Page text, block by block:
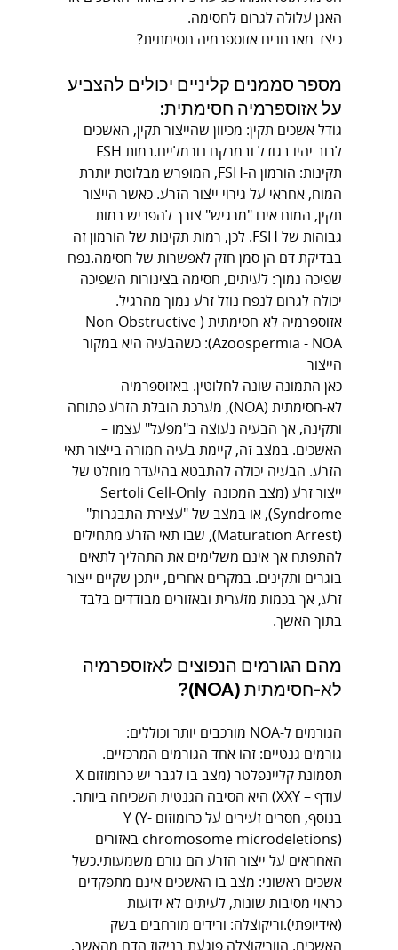
האגן עלולה לגרום לחסימה.
כיצד מאבחנים אזוספרמיה חסימתית?
מספר סממנים קליניים יכולים להצביע
על אזוספרמיה חסימתית:
גודל אשכים תקין: מכיוון שהייצור תקין, האשכים
תקינות: הורמון ה-FSH, המופרש מבלוטת יותרת
המוח, אחראי על גירוי ייצור הזרע. כאשר הייצור
תקין, המוח אינו "מרגיש" צורך להפריש רמות
גבוהות של FSH. לכן, רמות תקינות של הורמון זה
בבדיקת דם הן סמן חזק לאפשרות של חסימה.נפח
שפיכה נמוך: לעיתים, חסימה בצינורות השפיכה
יכולה לגרום לנפח נוזל זרע נמוך מהרגיל.
אזוספרמיה לא-חסימתית (Non-Obstructive
Azoospermia - NOA): כשהבעיה היא במקור
הייצור
כאן התמונה שונה לחלוטין. באזוספרמיה
לא-חסימתית (NOA), מערכת הובלת הזרע פתוחה
ותקינה, אך הבעיה נעוצה ב"מפעל" עצמו –
האשכים. במצב זה, קיימת בעיה חמורה בייצור תאי
הזרע. הבעיה יכולה להתבטא בהיעדר מוחלט של
ייצור זרע (מצב המכונה Sertoli Cell-Only
Syndrome), או במצב של "עצירת התבגרות"
(Maturation Arrest), שבו תאי הזרע מתחילים
להתפתח אך אינם משלימים את התהליך לתאים
בוגרים ותקינים. במקרים אחרים, ייתכן שקיים ייצור
זרע, אך בכמות מזערית ובאזורים מבודדים בלבד
בתוך האשך.
מהם הגורמים הנפוצים לאזוספרמיה
לא-חסימתית (NOA)?
הגורמים ל-NOA מורכבים יותר וכוללים:
גורמים גנטיים: זהו אחד הגורמים המרכזיים.
תסמונת קליינפלטר (מצב בו לגבר יש כרומוזום X
עודף – XXY) היא הסיבה הגנטית השכיחה ביותר.
בנוסף, חסרים זעירים על כרומוזום Y (Y-
chromosome microdeletions) באזורים
האחראים על ייצור הזרע הם גורם משמעותי.כשל
אשכים ראשוני: מצב בו האשכים אינם מתפקדים
כראוי מסיבות שונות, לעיתים לא ידועות
(אידיופתי).וריקוצלה: ורידים מורחבים בשק